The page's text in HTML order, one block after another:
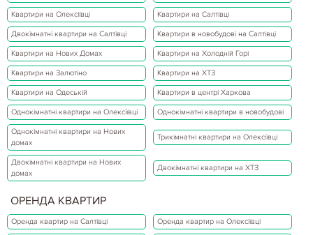
Квартири на Олексіївці Квартири на Салтівці
Двокімнатні квартири на Салтівці Квартири в новобудові на Салтівці
Квартири на Нових Домах Квартири на Холодній Горі
Квартири на Залютіно Квартири на ХТЗ
Квартири на Одеській Квартири в центрі Харкова
Однокімнатні квартири на Олексіївці Однокімнатні квартири в новобудові
Однокімнатні квартири на Нових
домах
Трикімнатні квартири на Олексіївці
Двокімнатні квартири на Нових
домах
Двокімнатні квартири на ХТЗ
ОРЕНДА КВАРТИР
Оренда квартир на Салтівці Оренда квартир на Олексіївці